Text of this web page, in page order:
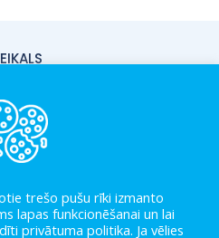
MUMS
NOTEIKUMI
POLITIKA
trešo pušu rīki izmanto
lapas funkcionēšanai un lai
privātuma politika. Ja vēlies